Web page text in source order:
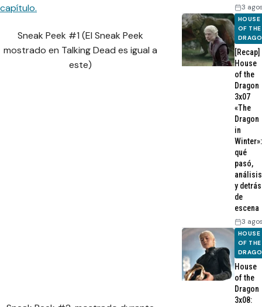
capítulo.
Sneak Peek #1 (El Sneak Peek
mostrado en Talking Dead es igual a
este)
3
HOUSE
OF THE
[Recap]
House
of the
Dragon
3x07
«The
Dragon
in
Winter»:
qué
pasó,
análisis
y detrás
de
escena
3
HOUSE
OF THE
House
of the
Dragon
3x08: